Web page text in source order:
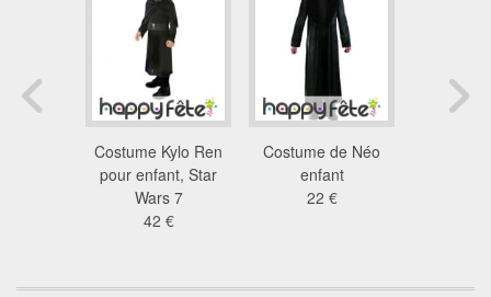
Costume Kylo Ren
pour enfant, Star
Wars 7
42 €
Costume de Néo
enfant
22 €